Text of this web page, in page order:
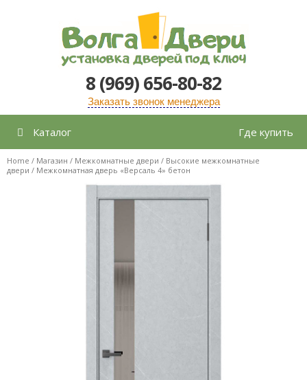
содержимому
8 (969) 656-80-82
Заказать звонок менеджера
Каталог Где купить
Home / Магазин / Межкомнатные двери / Высокие межкомнатные
двери / Межкомнатная дверь «Версаль 4» бетон